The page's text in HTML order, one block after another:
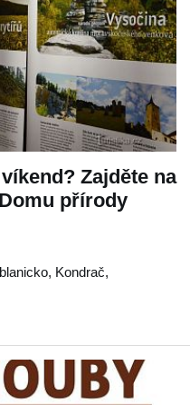
Zajděte na
přírody
, Kondrač,